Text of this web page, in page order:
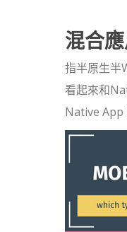
混合
指半原生半
看起來和
Native App